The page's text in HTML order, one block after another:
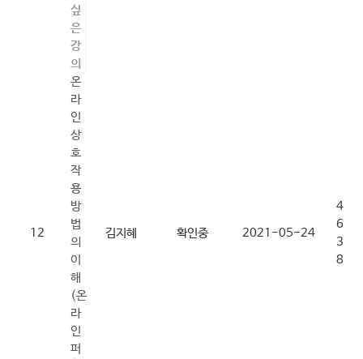
12
싶
은
강
의
온
라
인
상
호
작
용
방
법
의
이
해
(온
라
인
퍼
김지혜 확인중 2021-05-24
4
6
3
8